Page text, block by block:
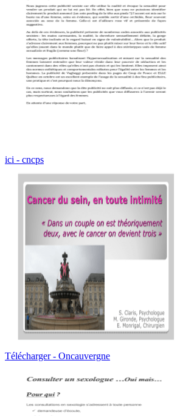
ici - cncps
Télécharger - Oncauvergne